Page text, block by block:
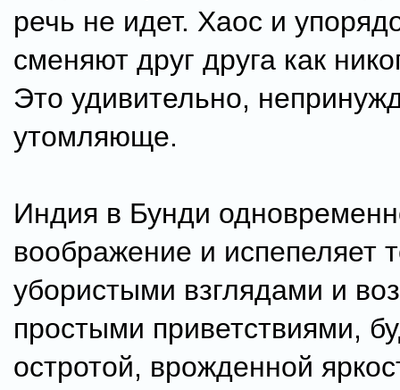
речь не идет. Хаос и
сменяют друг друга как
Это удивительно,
утомляюще.
Индия в Бунди
воображение и испепеляет
убористыми взглядами и
простыми приветствиями,
остротой, врожденной